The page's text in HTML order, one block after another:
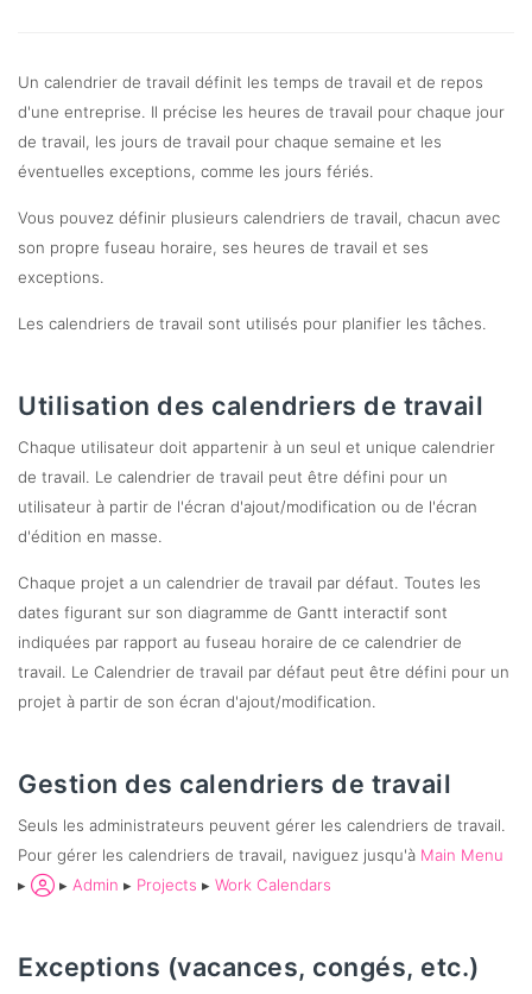
Un calendrier de travail définit les temps de travail et de repos
d'une entreprise. Il précise les heures de travail pour chaque jour
de travail, les jours de travail pour chaque semaine et les
éventuelles exceptions, comme les jours fériés.
Vous pouvez définir plusieurs calendriers de travail, chacun avec
son propre fuseau horaire, ses heures de travail et ses
exceptions.
Les calendriers de travail sont utilisés pour planifier les tâches.
Utilisation des calendriers de travail
Chaque utilisateur doit appartenir à un seul et unique calendrier
de travail. Le calendrier de travail peut être défini pour un
utilisateur à partir de l'écran d'ajout/modification ou de l'écran
d'édition en masse.
Chaque projet a un calendrier de travail par défaut. Toutes les
dates figurant sur son diagramme de Gantt interactif sont
indiquées par rapport au fuseau horaire de ce calendrier de
travail. Le Calendrier de travail par défaut peut être défini pour un
projet à partir de son écran d'ajout/modification.
Gestion des calendriers de travail
Seuls les administrateurs peuvent gérer les calendriers de travail.
Pour gérer les calendriers de travail, naviguez jusqu'à Main Menu
▸
▸ Admin ▸ Projects ▸ Work Calendars
Exceptions (vacances, congés, etc.)